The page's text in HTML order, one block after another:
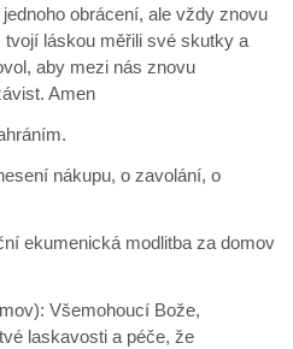
obrácení, ale vždy znovu
láskou měřili své skutky a
aby mezi nás znovu
Amen
nákupu, o zavolání, o
ekumenická modlitba za domov
Všemohoucí Bože,
laskavosti a péče, že